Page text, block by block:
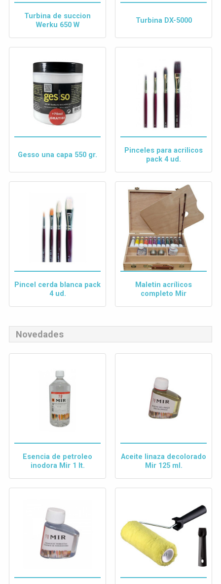
Turbina de succion
Werku 650 W
Turbina DX-5000
Gesso una capa 550 gr.
Pinceles para acrilicos
pack 4 ud.
Pincel cerda blanca pack
4 ud.
Maletin acrílicos
completo Mir
Novedades
Esencia de petroleo
inodora Mir 1 lt.
Aceite linaza decolorado
Mir 125 ml.